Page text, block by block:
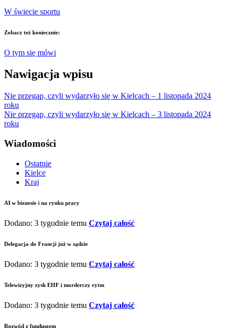
W świecie sportu
Zobacz też koniecznie:
O tym się mówi
Nawigacja wpisu
Nie przegap, czyli wydarzyło się w Kielcach – 1 listopada 2024
roku
Nie przegap, czyli wydarzyło się w Kielcach – 3 listopada 2024
roku
Wiadomości
Ostatnie
Kielce
Kraj
AI w biznesie i na rynku pracy
Dodano: 3 tygodnie temu Czytaj całość
Delegacja do Francji już w sądzie
Dodano: 3 tygodnie temu Czytaj całość
Telewizyjny zysk EHF i morderczy rytm
Dodano: 3 tygodnie temu Czytaj całość
Rozwód z funduszem